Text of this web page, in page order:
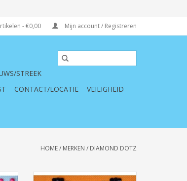
- €0,00 Mijn account / Registreren
STREEK
CONTACT/LOCATIE
VEILIGHEID
HOME/ MERKEN / DIAMOND DOTZ
Diamond Dotz Green Eye Sparkle